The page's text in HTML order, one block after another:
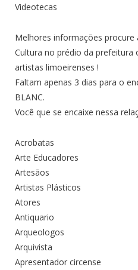
Videotecas
Melhores informações procure
Cultura no prédio da prefeitura
artistas limoeirenses !
Faltam apenas 3 dias para o
BLANC.
Você que se encaixe nessa
Acrobatas
Arte Educadores
Artesãos
Artistas Plásticos
Atores
Antiquario
Arqueologos
Arquivista
Apresentador circense